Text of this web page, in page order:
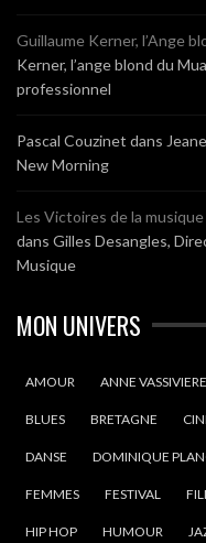
Guillaume Kerner, l’Ange
Kerner, l’ange blond du
professionnel
Pascal Couzinet dans
New Morning
Les Victoires de la
dans Gilles Desangles,
Musique
MON UNIVERS
AMOUR ANNE VASSIVIERE
BLUES BRETAGNE
DANSE DOMINIQUE
FEMMES FESTIVAL
HIP HOP HUMOUR